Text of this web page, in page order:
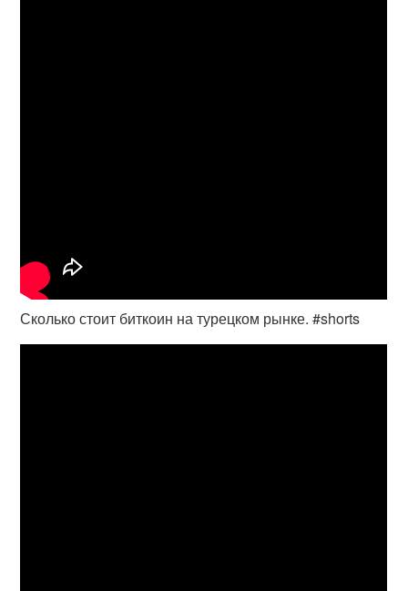
Сколько стоит биткоин на турецком рынке. #shorts